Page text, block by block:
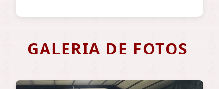
GALERIA DE FOTOS